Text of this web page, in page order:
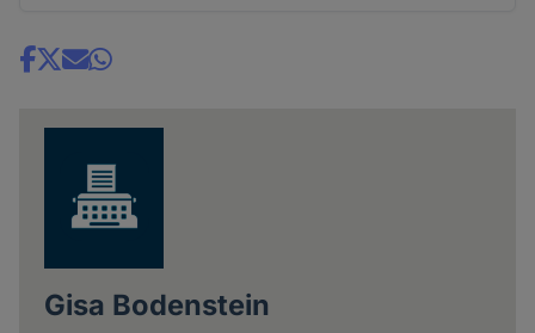
Share
Gisa Bodenstein